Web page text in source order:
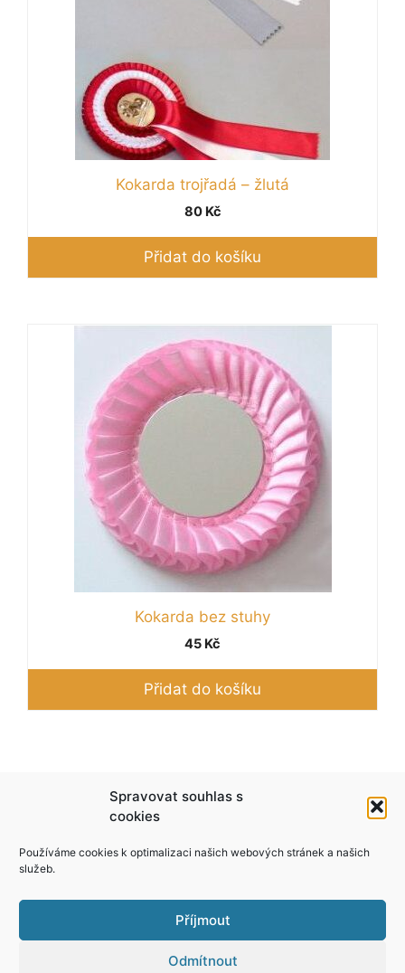
Spravovat souhlas s
cookies
Používáme cookies k optimalizaci našich webových stránek a našich
služeb.
Příjmout
Odmítnout
Kokarda trojřadá – žlutá
80 Kč
Přidat do košíku
Kokarda bez stuhy
45 Kč
Přidat do košíku
Podle zákona o evidenci tržeb je prodávající
povinen vystavit kupujícímu účtenku. Zároveň je
daně online; v případě technického výpadku pak